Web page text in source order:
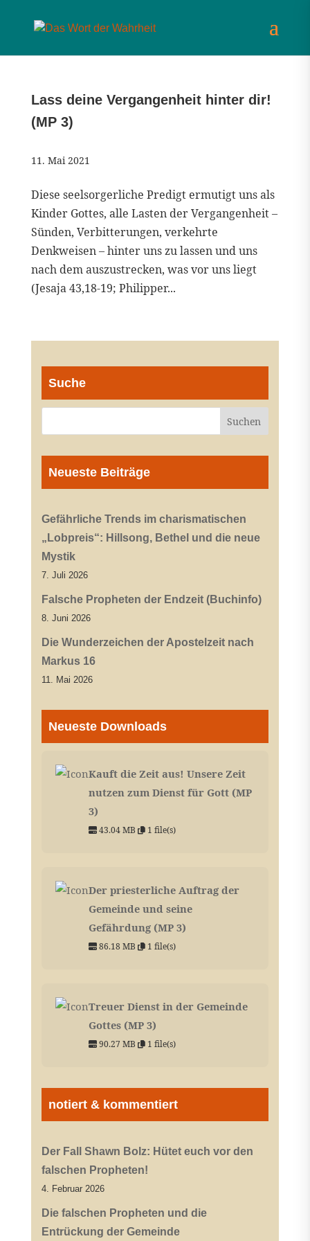
Lass deine Vergangenheit hinter dir!
(MP 3)
11. Mai 2021
Diese seelsorgerliche Predigt ermutigt uns als
Kinder Gottes, alle Lasten der Vergangenheit –
Sünden, Verbitterungen, verkehrte
Denkweisen – hinter uns zu lassen und uns
nach dem auszustrecken, was vor uns liegt
(Jesaja 43,18-19; Philipper...
Suche
Neueste Beiträge
Gefährliche Trends im charismatischen
„Lobpreis“: Hillsong, Bethel und die neue
Mystik
7. Juli 2026
Falsche Propheten der Endzeit (Buchinfo)
8. Juni 2026
Die Wunderzeichen der Apostelzeit nach
Markus 16
11. Mai 2026
Neueste Downloads
Kauft die Zeit aus! Unsere Zeit
nutzen zum Dienst für Gott (MP
3)
43.04 MB 1 file(s)
Der priesterliche Auftrag der
Gemeinde und seine
Gefährdung (MP 3)
86.18 MB 1 file(s)
Treuer Dienst in der Gemeinde
Gottes (MP 3)
90.27 MB 1 file(s)
notiert & kommentiert
Der Fall Shawn Bolz: Hütet euch vor den
falschen Propheten!
4. Februar 2026
Die falschen Propheten und die
Entrückung der Gemeinde